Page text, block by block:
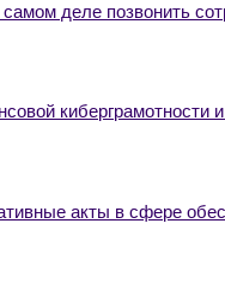
деле позвонить
киберграмотности
акты в сфере